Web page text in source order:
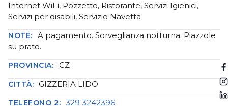
Internet WiFi, Pozzetto, Ristorante, Servizi Igienici,
Servizi per disabili, Servizio Navetta
NOTE:
A pagamento. Sorveglianza notturna. Piazzole
su prato.
PROVINCIA: CZ
CITTÀ: GIZZERIA LIDO
TELEFONO 2: 329 3242396